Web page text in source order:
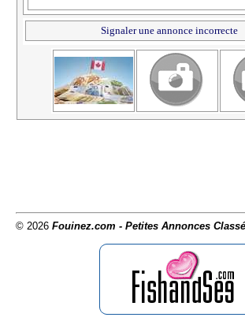
Signaler une annonce incorrecte
© 2026 Fouinez.com - Petites Annonces